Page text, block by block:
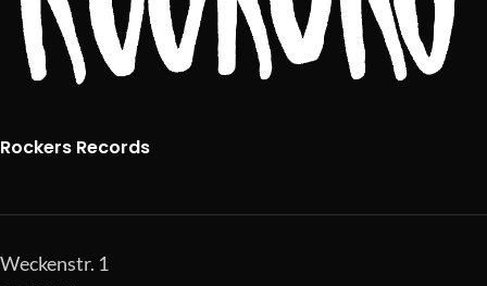
Rockers Records
Weckenstr. 1